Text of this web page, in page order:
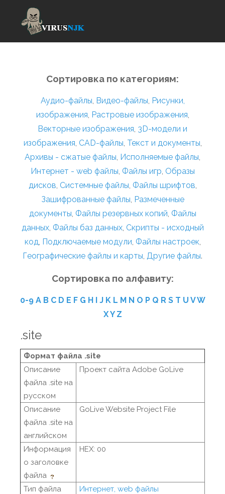
Сортировка по категориям:
Аудио-файлы, Видео-файлы, Рисунки,
изображения, Растровые изображения,
Векторные изображения, 3D-модели и
изображения, CAD-файлы, Текст и документы,
Архивы - сжатые файлы, Исполняемые файлы,
Интернет - web файлы, Файлы игр, Образы
дисков, Системные файлы, Файлы шрифтов,
Зашифрованные файлы, Размеченные
документы, Файлы резервных копий, Файлы
данных, Файлы баз данных, Скрипты - исходный
код, Подключаемые модули, Файлы настроек,
Географические файлы и карты, Другие файлы.
Сортировка по алфавиту:
0-9 A B C D E F G H I J K L M N O P Q R S T U VW
XY Z
.site
Формат файла .site
Описание
файла .site на
русском
Проект сайта Adobe GoLive
Описание
файла .site на
английском
GoLive Website Project File
Информация
о заголовке
файла
HEX: 00
Тип файла
Интернет, web файлы